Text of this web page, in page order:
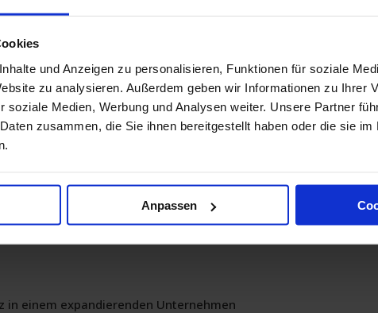
und Anzeigen zu personalisieren, Funktionen für soziale
zu analysieren. Außerdem geben wir Informationen zu Ihrer
soziale Medien, Werbung und Analysen weiter. Unsere Partner
zusammen, die Sie ihnen bereitgestellt haben oder die sie
Anpassen
Telekommunikation
und Neukundenakquise
in einem expandierenden Unternehmen